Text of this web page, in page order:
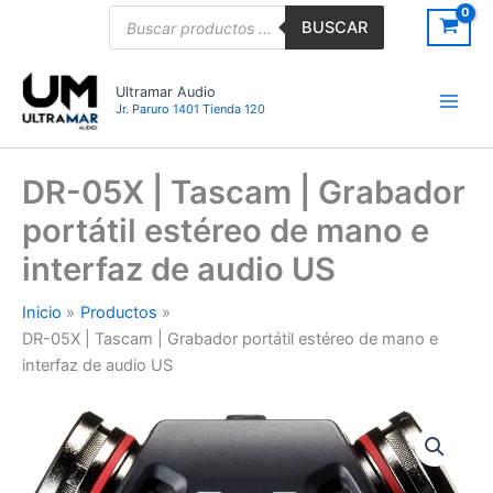
BUSCAR
Ultramar Audio
Jr. Paruro 1401 Tienda 120
DR-05X | Tascam | Grabador
portátil estéreo de mano e
interfaz de audio US
Inicio
Productos
DR-05X | Tascam | Grabador portátil estéreo de mano e
interfaz de audio US
Tascam